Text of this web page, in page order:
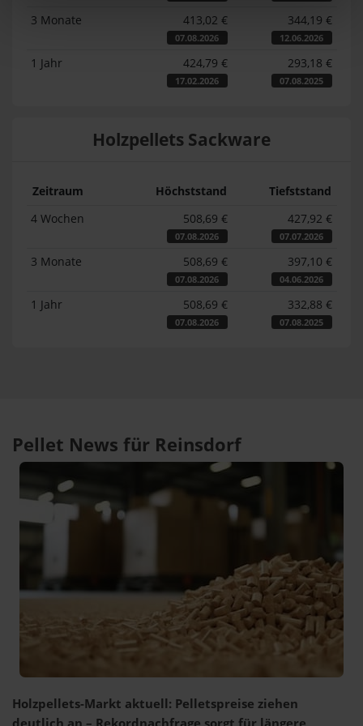
3 Monate 413,02 €
07.08.2026
344,19 €
12.06.2026
1 Jahr 424,79 €
17.02.2026
293,18 €
07.08.2025
Holzpellets Sackware
Zeitraum Höchststand
Tiefststand
4 Wochen
508,69 €
07.08.2026
427,92 €
07.07.2026
3 Monate 508,69 €
07.08.2026
397,10 €
04.06.2026
1 Jahr 508,69 €
07.08.2026
332,88 €
07.08.2025
Pellet News für Reinsdorf
Holzpellets-Markt aktuell: Pelletspreise ziehen